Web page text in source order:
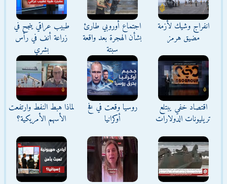
انفراج وشيك لأزمة
مضيق هرمز
اجتماع أوروبي طارئ
بشأن الهجرة بعد واقعة
سبتة
طبيب عراقي ينجح في
زراعة أنف في رأس
بشري
اقتصاد خفي يبتلع
تريليونات الدولارات
روسيا وقعت في فخ
أوكرانيا
لماذا هبط النفط وارتفعت
الأسهم الأمريكية؟